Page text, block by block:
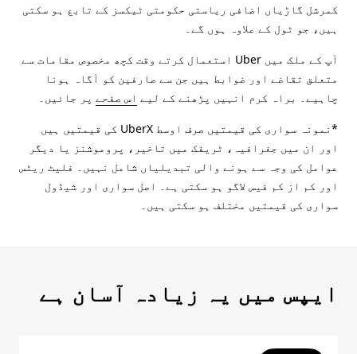
کمرشل گاڑیاں اضافی ریاستی حکومتی ٹیکسز کے تابع ہو سکتی
ہیں، جو ٹول کے علاوہ ہوں گے۔
آپ کے ملک میں Uber استعمال کرتے وقت کچھ مخصوص مقامات سے
متعلق تقاضے اور ضوابط ہیں جن سے صارفین کو آگاہ ہونا
چاہیے۔ براہ کرم انہیں پڑھنے کے لیے اس صفحے پر جائیں۔
*نمونہ سواری کی قیمتیں صرف اوسط UberX کی قیمتیں ہیں
اور ان میں جغرافیہ، ٹریفک میں تاخیر، پروموشنز یا دیگر
عوامل کی وجہ سے ہونے والی تبدیلیاں شامل نہیں۔ فلیٹ ریٹس
اور کم از کم فیس لاگو ہو سکتی ہے۔ اصل سواری اور شیڈول
سواری کی قیمتیں مختلف ہو سکتی ہیں۔
ایپس میں یہ زیادہ آسان ہے